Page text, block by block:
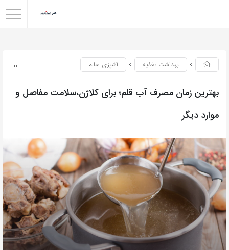
0 بهداشت تغذیه آشپزی سالم
بهترین زمان مصرف آب قلم؛ برای کلاژن،سلامت مفاصل و
موارد دیگر